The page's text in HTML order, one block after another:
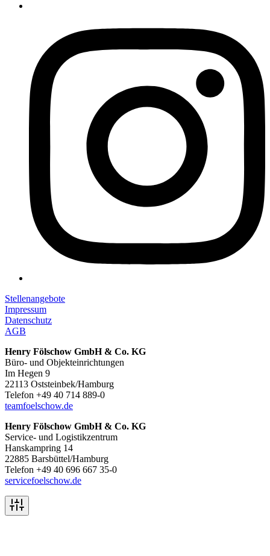
Stellenangebote
Impressum
Datenschutz
AGB
Henry Fölschow GmbH & Co. KG
Büro- und Objekteinrichtungen
Im Hegen 9
22113 Oststeinbek/Hamburg
Telefon +49 40 714 889-0
teamfoelschow.de
Henry Fölschow GmbH & Co. KG
Service- und Logistikzentrum
Hanskampring 14
22885 Barsbüttel/Hamburg
Telefon +49 40 696 667 35-0
servicefoelschow.de